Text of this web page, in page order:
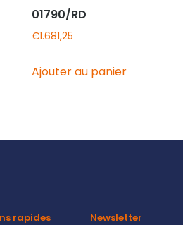
01790/RD
€1.681,25
Ajouter au panier
rapides Newsletter